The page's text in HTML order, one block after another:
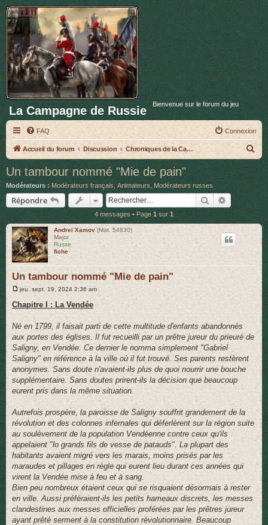
La Campagne de Russie Bienvenue sur le forum du jeu
FAQ Connexion
Accueil du forum Discussion Chroniques de la Campagne de Russie
e
c
c
e
r
Un tambour nommé "Mie de pain"
Modérateurs : Modérateurs français, Animateurs ,Modérateurs russes
Répondre Rechercher
4 messages • Page1 sur1
Andreï Xamov (Mat. 54830)
Major
Russe
fiche
Un tambour nommé "Mie de pain"
M
s
s
g
jeu. sept. 19, 2024 2:36 am
Chapitre I : La Vendée
Né en 1799, il faisait parti de cette multitude d'enfants abandonnés
aux portes des églises. Il fut recueilli par un prêtre jureur du prieuré de
Saligny, en Vendée. Ce dernier le nomma simplement "Gabriel
Saligny" en référence à la ville où il fut trouvé. Ses parents restèrent
anonymes. Sans doute n'avaient-ils plus de quoi nourrir une bouche
supplémentaire. Sans doutes prirent-ils la décision que beaucoup
eurent pris dans la même situation.
Autrefois prospère, la paroisse de Saligny souffrit grandement de la
révolution et des colonnes infernales qui déferlèrent sur la région suite
au soulèvement de la population Vendéenne contre ceux qu'ils
appelaient "lo grands fils de vesse de patauds". La plupart des
habitants avaient migré vers les marais, moins prisés par les
maraudes et pillages en règle qui eurent lieu durant ces années qui
virent la Vendée mise à feu et à sang.
Bien peu nombreux étaient ceux qui se risquaient désormais à rester
en ville. Aussi préféraient-ils les petits hameaux discrets, les messes
clandestines aux messes officielles proférées par les prêtres jureur
ayant prêté serment à la constitution révolutionnaire. Beaucoup